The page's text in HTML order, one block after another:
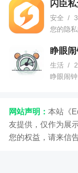
6、多种拍
1、在3D相
以及3d视频哦
度上来说还是很
2、丰富的
镜，栩栩如生的
闪臣
安全 /
您的隐
睁眼
生活 /
睁眼闹钟
网站声明： 本站《
友提供，仅作为展
您的权益，请来信